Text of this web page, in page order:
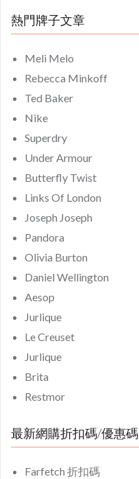
熱門牌子文章
Meli Melo
Rebecca Minkoff
Ted Baker
Nike
Superdry
Under Armour
Butterfly Twist
Links Of London
Joseph Joseph
Pandora
Olivia Burton
Daniel Wellington
Aesop
Jurlique
Le Creuset
Jurlique
Brita
Restmor
最新網購折扣碼/優惠碼
Farfetch 折扣碼